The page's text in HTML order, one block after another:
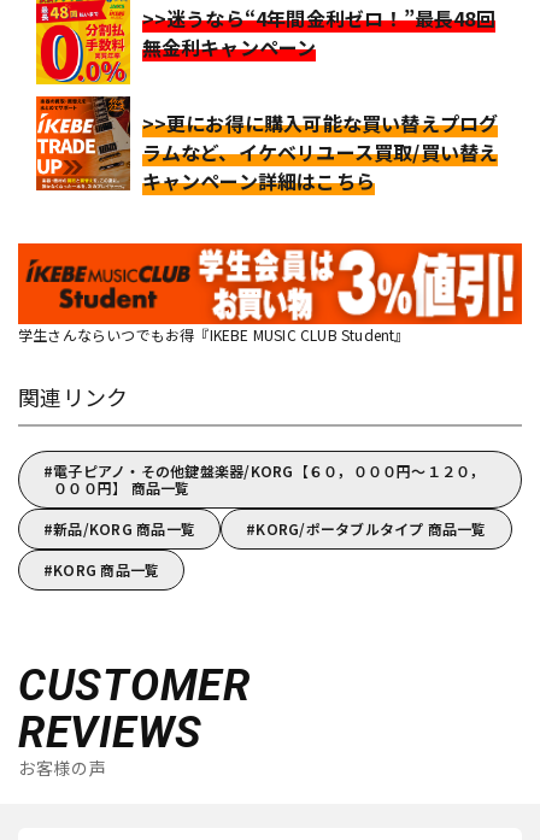
>>迷うなら“4年間金利ゼロ！”最長48回
無金利キャンペーン
>>更にお得に購入可能な買い替えプログ
ラムなど、イケベリユース買取/買い替え
キャンペーン詳細はこちら
学生さんならいつでもお得『IKEBE MUSIC CLUB Student』
関連リンク
電子ピアノ・その他鍵盤楽器/KORG【６０，０００円～１２０，
０００円】 商品一覧
新品/KORG 商品一覧
KORG/ポータブルタイプ 商品一覧
KORG 商品一覧
CUSTOMER
REVIEWS
お客様の声